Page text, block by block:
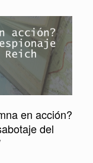
en acción?
del